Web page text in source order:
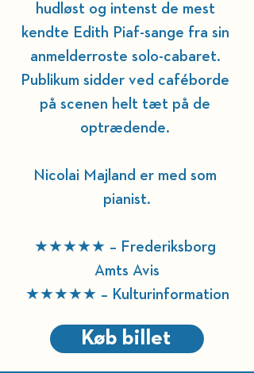
hudløst og intenst de mest
kendte Edith Piaf-sange fra sin
anmelderroste solo-cabaret.
Publikum sidder ved caféborde
på scenen helt tæt på de
optrædende.
Nicolai Majland er med som
pianist.
★★★★★ – Frederiksborg
Amts Avis
★★★★★ – Kulturinformation
Køb billet